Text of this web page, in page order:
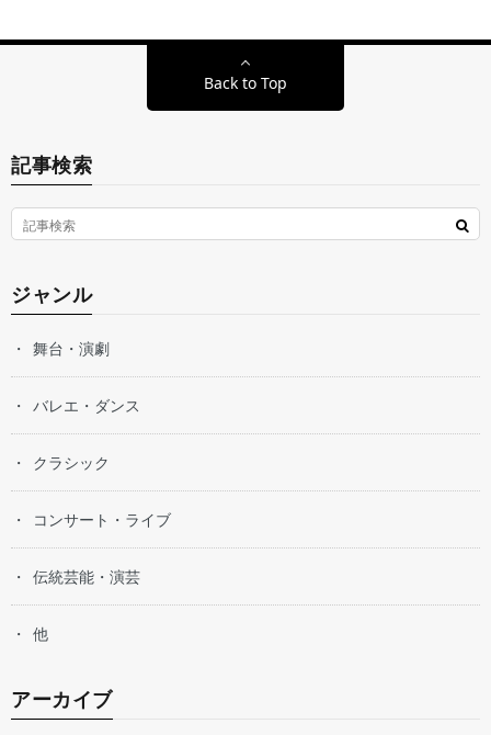
Back to Top
記事検索
ジャンル
舞台・演劇
バレエ・ダンス
クラシック
コンサート・ライブ
伝統芸能・演芸
他
アーカイブ